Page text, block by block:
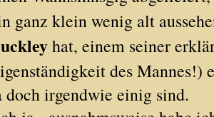
ganz klein wenig alt
hat, einem seiner
des Mannes!)
doch irgendwie einig sind.